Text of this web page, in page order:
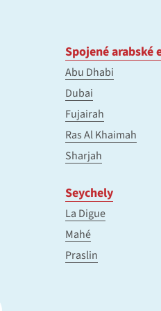
Spojené arabské
Abu Dhabi
Dubai
Fujairah
Ras Al Khaimah
Sharjah
Seychely
La Digue
Mahé
Praslin